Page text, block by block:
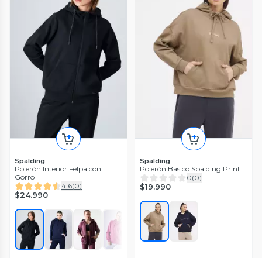
Spalding
Polerón Interior Felpa con
Gorro
4.6(0)
$24.990
Spalding
Polerón Básico Spalding Print
0(0)
$19.990